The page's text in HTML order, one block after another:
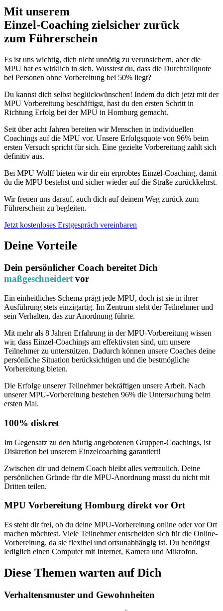
Mit unserem
Einzel-Coaching zielsicher zurück
zum Führerschein
Es ist uns wichtig, dich nicht unnötig zu verunsichern, aber die
MPU hat es wirklich in sich. Wusstest du, dass die Durchfallquote
bei Personen ohne Vorbereitung bei 50% liegt?
Du kannst dich selbst beglückwünschen! Indem du dich jetzt mit der
MPU Vorbereitung beschäftigst, hast du den ersten Schritt in
Richtung Erfolg bei der MPU in Homburg gemacht.
Seit über acht Jahren bereiten wir Menschen in individuellen
Coachings auf die MPU vor. Unsere Erfolgsquote von 96% beim
ersten Versuch spricht für sich. Eine gezielte Vorbereitung zahlt sich
definitiv aus.
Bei MPU Wolff bieten wir dir ein erprobtes Einzel-Coaching, damit
du die MPU bestehst und sicher wieder auf die Straße zurückkehrst.
Wir freuen uns darauf, auch dich auf deinem Weg zurück zum
Führerschein zu begleiten.
Jetzt kostenloses Erstgespräch vereinbaren
Deine Vorteile
Dein persönlicher Coach bereitet Dich
maßgeschneidertvor
Ein einheitliches Schema prägt jede MPU, doch ist sie in ihrer
Ausführung stets einzigartig. Im Zentrum steht der Teilnehmer und
sein Verhalten, das zur Anordnung führte.
Mit mehr als 8 Jahren Erfahrung in der MPU-Vorbereitung wissen
wir, dass Einzel-Coachings am effektivsten sind, um unsere
Teilnehmer zu unterstützen. Dadurch können unsere Coaches deine
persönliche Situation berücksichtigen und die bestmögliche
Vorbereitung bieten.
Die Erfolge unserer Teilnehmer bekräftigen unsere Arbeit. Nach
unserer MPU-Vorbereitung bestehen 96% die Untersuchung beim
ersten Mal.
100% diskret
Im Gegensatz zu den häufig angebotenen Gruppen-Coachings, ist
Diskretion bei unserem Einzelcoaching garantiert!
Zwischen dir und deinem Coach bleibt alles vertraulich. Deine
persönlichen Gründe für die MPU-Anordnung musst du nicht mit
Dritten teilen.
MPU Vorbereitung Homburg direkt vor Ort
Es steht dir frei, ob du deine MPU-Vorbereitung online oder vor Ort
machen möchtest. Viele Teilnehmer entscheiden sich für die Online-
Vorbereitung, da sie flexibel und ortsunabhängig ist. Du benötigst
lediglich einen Computer mit Internet, Kamera und Mikrofon.
Diese Themen warten auf Dich
Verhaltensmuster und Gewohnheiten